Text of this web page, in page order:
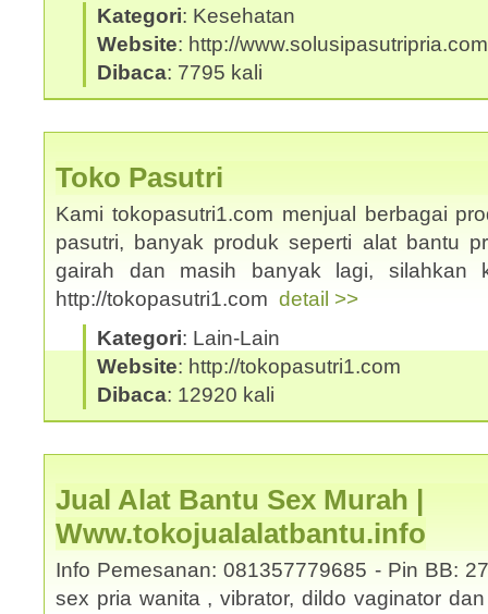
Kategori: Kesehatan
Website: http://www.solusipasutripria.com
Dibaca: 7795 kali
Toko Pasutri
Kami tokopasutri1.com menjual berbagai
pasutri, banyak produk seperti alat bantu
gairah dan masih banyak lagi, silahkan
http://tokopasutri1.com detail >>
Kategori: Lain-Lain
Website: http://tokopasutri1.com
Dibaca: 12920 kali
Jual Alat Bantu Sex Murah |
Www.tokojualalatbantu.info
Info Pemesanan: 081357779685 - Pin BB:
sex pria wanita , vibrator, dildo vaginator